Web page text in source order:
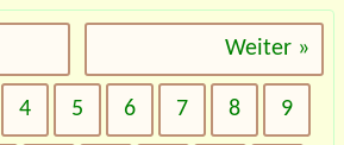
Weiter »
4 5 6 7 8 9